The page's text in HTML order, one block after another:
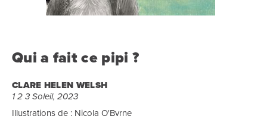
Qui a fait ce pipi ?
CLARE HELEN WELSH
1 2 3 Soleil, 2023
Illustrations de : Nicola O'Byrne